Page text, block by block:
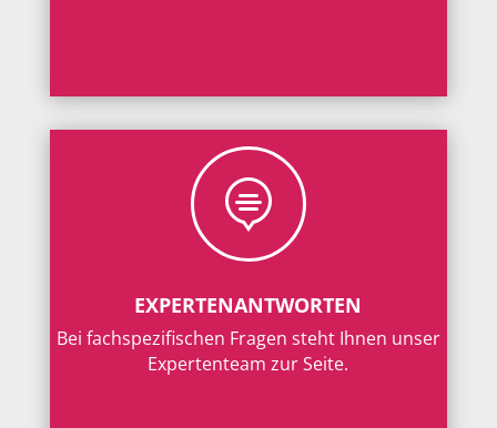

EXPERTENANTWORTEN
Bei fachspezifischen Fragen steht Ihnen unser
Expertenteam zur Seite.